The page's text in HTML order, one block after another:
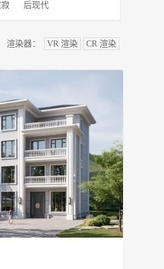
后现代
渲染器： VR 渲染 CR 渲染